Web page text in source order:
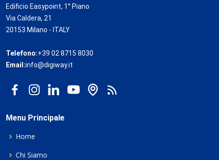
Edificio Easypoint, 1° Piano
Via Caldera, 21
20153 Milano - ITALY
Telefono:+39 02 8715 8030
Email:info@digiway.it
Menu Principale
Home
Chi Siamo